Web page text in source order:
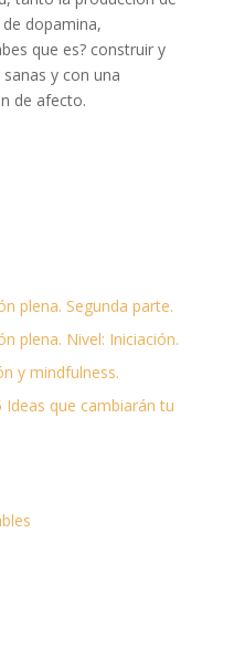
dopamina,
que es? construir y
y con una
de afecto.
plena. Segunda parte.
plena. Nivel: Iniciación.
y mindfulness.
Ideas que cambiarán tu